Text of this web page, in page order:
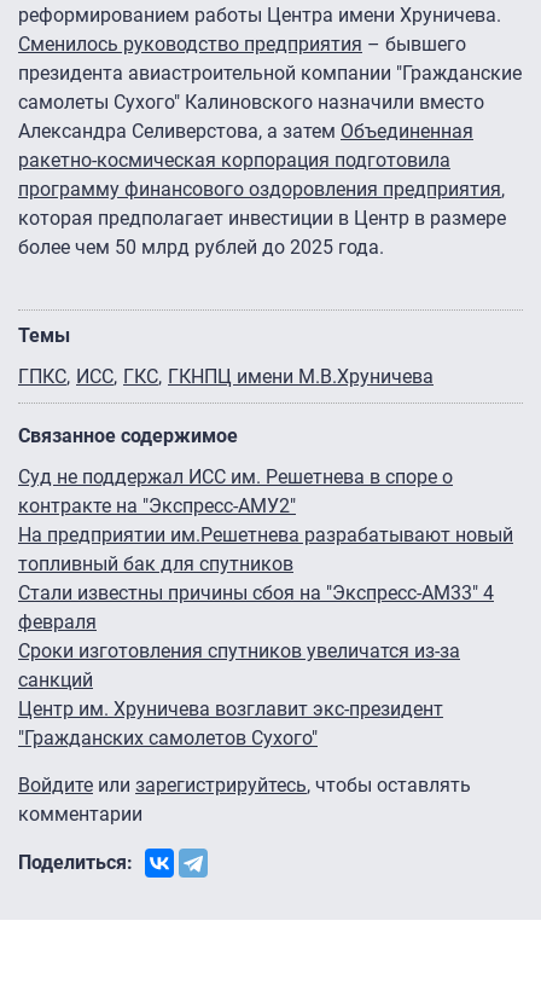
реформированием работы Центра имени Хруничева.
Сменилось руководство предприятия – бывшего
президента авиастроительной компании "Гражданские
самолеты Сухого" Калиновского назначили вместо
Александра Селиверстова, а затем Объединенная
ракетно-космическая корпорация подготовила
программу финансового оздоровления предприятия,
которая предполагает инвестиции в Центр в размере
более чем 50 млрд рублей до 2025 года.
Темы
ГПКС ИСС ГКС ГКНПЦ имени М.В.Хруничева
Связанное содержимое
Суд не поддержал ИСС им. Решетнева в споре о
контракте на "Экспресс-АМУ2"
На предприятии им.Решетнева разрабатывают новый
топливный бак для спутников
Стали известны причины сбоя на "Экспресс-АМ33" 4
февраля
Сроки изготовления спутников увеличатся из-за
санкций
Центр им. Хруничева возглавит экс-президент
"Гражданских самолетов Сухого"
Войдите или зарегистрируйтесь, чтобы оставлять
комментарии
Поделиться: